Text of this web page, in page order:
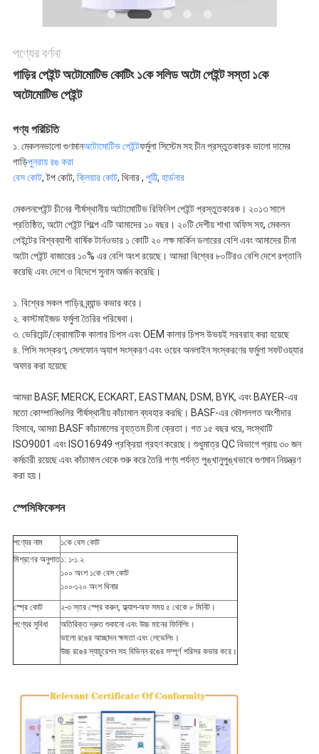
গোপনীয়তা
নীতি
পণ্যের বর্ণনা
গাড়ির পেইন্ট অটোমোটিভ কোটিং ১কে সলিড অটো পেইন্ট সস্তা ১কে
অটোমোটিভ পেইন্ট
পণ্য পরিচিতি
১. মেকলনভালো গুণমানঅটোমোটিভ পেইন্টফর্মুলা সিস্টেম সহ চীন প্রস্তুতকারক ভালো দামের
গাড়িপুনরায় রঙ করা
বেস কোট, টপ কোট, ক্লিয়ার কোট, থিনার , পুট্টি, হার্ডনার
মেকলনপেইন্ট চীনের শীর্ষস্থানীয় অটোমোটিভ রিফিনিশ পেইন্ট প্রস্তুতকারক। ২০১৩ সালে
প্রতিষ্ঠিত, অটো পেইন্ট শিল্পে এটি আমাদের ১০ বছর। ২০টি দেশীয় শাখা অফিস সহ, মেকলন
পেইন্টের বিশ্বব্যাপী বার্ষিক টার্নওভার ১ কোটি ২০ লক্ষ মার্কিন ডলারের বেশি এবং আমাদের চীনা
অটো পেইন্ট বাজারের ১০% এর বেশি অংশ রয়েছে। আমরা বিশ্বের ৮০টিরও বেশি দেশে রপ্তানি
করেছি এবং দেশে ও বিদেশে সুনাম অর্জন করেছি।
১. বিশ্বের সকল গাড়ির ব্র্যান্ড কভার করে।
২. কাস্টমাইজড ফর্মুলা তৈরির পরিষেবা।
৩. ভেরিয়েন্ট/ক্রোমাটিক কালার চিপস এবং OEM কালার চিপস উভয়ই সরবরাহ করা হয়েছে
৪. পিসি সংস্করণ, সেলফোন অ্যাপ সংস্করণ এবং ওয়েব অনলাইন সংস্করণের ফর্মুলা সফটওয়্যার
অফার করা হয়েছে
আমরা BASF, MERCK, ECKART, EASTMAN, DSM, BYK, এবং BAYER-এর
মতো কোম্পানিগুলির শীর্ষস্থানীয় কাঁচামাল ব্যবহার করছি। BASF-এর কৌশলগত অংশীদার
হিসাবে, আমরা BASF কাঁচামালের বৃহত্তম চীনা ক্রেতা। গত ১৫ বছর ধরে, সংস্থাটি
ISO9001 এবং ISO16949 প্রক্রিয়া গ্রহণ করেছে। শুধুমাত্র QC বিভাগে প্রায় ৩০ জন
কর্মচারী রয়েছে এবং কাঁচামাল থেকে শুরু করে তৈরি পণ্য পর্যন্ত পুঙ্খানুপুঙ্খভাবে গুণমান নিয়ন্ত্রণ
করা হয়।
স্পেসিফিকেশন
পণ্যের নাম
১কে বেস কোট
মিশ্রণের অনুপাত১: ১-১.২
১০০ অংশ ১কে বেস কোট
১০০-১২০ অংশ থিনার
স্প্রে কোট
২-৩ স্তর স্প্রে করুন, ফ্ল্যাশ-অফ সময় ৫ থেকে ৮ মিনিট।
পণ্যের সুবিধা
অতিরিক্ত দ্রুত শুকানো এবং উচ্চ মানের ফিনিশিং।
ভালো রঙের আচ্ছাদন ক্ষমতা এবং লেভেলিং।
উচ্চ রঙের স্যাচুরেশন সহ বিভিন্ন রঙের সম্পূর্ণ পরিসর কভার করে।